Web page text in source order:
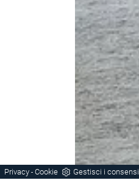
Privacy - Cookie Gestisci i consensi